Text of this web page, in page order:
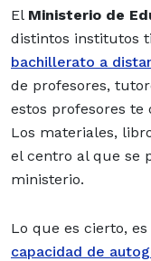
El Ministerio de
distintos institutos
bachillerato a
de profesores,
estos profesores te
Los materiales,
el centro al que se
ministerio.
Lo que es cierto,
capacidad de